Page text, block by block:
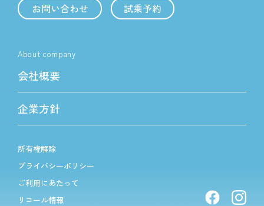
お問い合わせ 試乗予約
About company
会社概要
企業方針
所有権解除
プライバシーポリシー
ご利用にあたって
リコール情報